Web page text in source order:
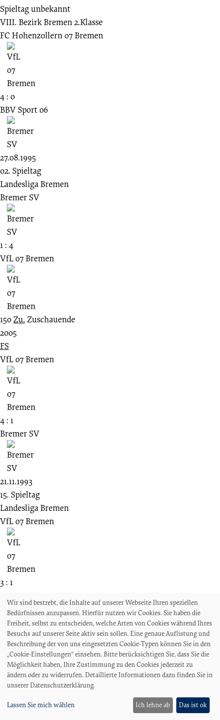
Spieltag unbekannt
VIII. Bezirk Bremen 2.Klasse
FC Hohenzollern 07 Bremen
4 : 0
BBV Sport 06
27.08.1995
02. Spieltag
Landesliga Bremen
Bremer SV
1 : 4
VfL 07 Bremen
150Zu. Zuschauende
2005
FS
VfL 07 Bremen
4 : 1
Bremer SV
21.11.1993
15. Spieltag
Landesliga Bremen
VfL 07 Bremen
3 : 1
1911
Spieltag unbekannt
NFV Bezirk VIII - A-Klasse
FC Hohenzollern 07 Bremen
Wir sind bestrebt, die Inhalte auf unserer Webseite Ihren speziellen
Bedürfnissen anzupassen. Hierfür nutzen wir Cookies. Sie haben die
Freiheit, selbst zu entscheiden, welche Arten von Cookies während Ihres
Besuchs auf unserer Seite aktiv sein sollen. Eine genaue Auflistung und
Beschreibung der von uns eingesetzten Cookie-Typen können Sie in den
„Cookie-Einstellungen“ einsehen. Bitte berücksichtigen Sie, dass Sie die
Möglichkeit haben, Ihre Zustimmung zu den Cookies jederzeit zu
ändern oder zu widerrufen. Detaillierte Informationen dazu finden Sie in
unserer Datenschutzerklärung.
Lassen Sie mich wählen Ich lehne ab Das ist ok